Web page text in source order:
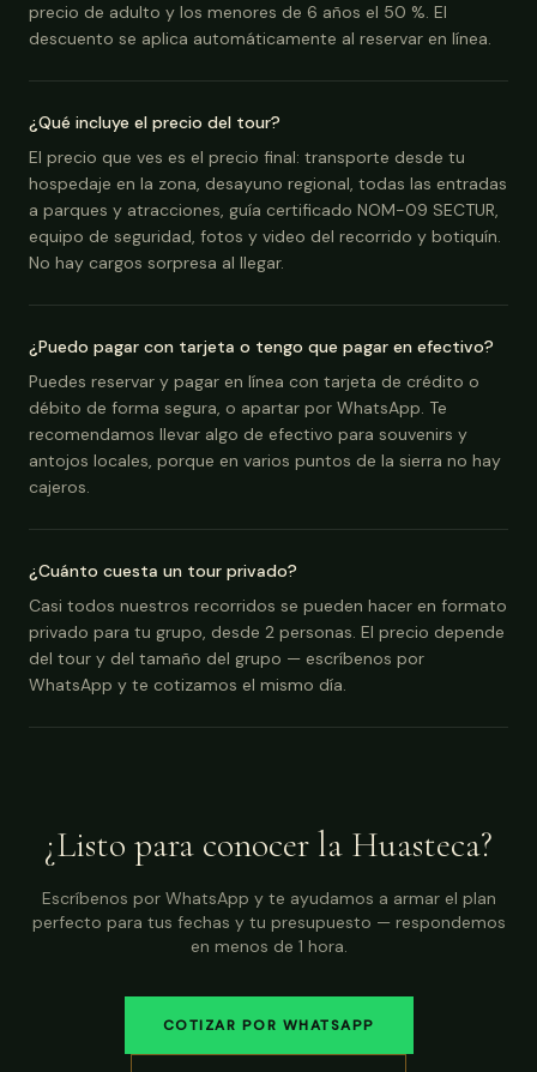
precio de adulto y los menores de 6 años el 50 %. El
descuento se aplica automáticamente al reservar en línea.
¿Qué incluye el precio del tour?
El precio que ves es el precio final: transporte desde tu
hospedaje en la zona, desayuno regional, todas las entradas
a parques y atracciones, guía certificado NOM-09 SECTUR,
equipo de seguridad, fotos y video del recorrido y botiquín.
No hay cargos sorpresa al llegar.
¿Puedo pagar con tarjeta o tengo que pagar en efectivo?
Puedes reservar y pagar en línea con tarjeta de crédito o
débito de forma segura, o apartar por WhatsApp. Te
recomendamos llevar algo de efectivo para souvenirs y
antojos locales, porque en varios puntos de la sierra no hay
cajeros.
¿Cuánto cuesta un tour privado?
Casi todos nuestros recorridos se pueden hacer en formato
privado para tu grupo, desde 2 personas. El precio depende
del tour y del tamaño del grupo — escríbenos por
WhatsApp y te cotizamos el mismo día.
¿Listo para conocer la Huasteca?
Escríbenos por WhatsApp y te ayudamos a armar el plan
perfecto para tus fechas y tu presupuesto — respondemos
en menos de 1 hora.
COTIZAR POR WHATSAPP